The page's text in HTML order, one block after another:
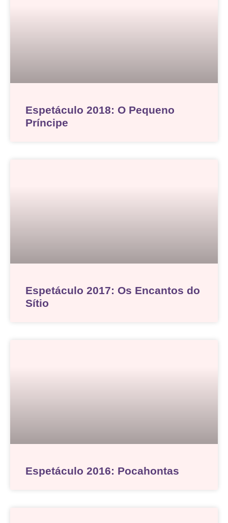
Espetáculo 2018: O Pequeno
Príncipe
Espetáculo 2017: Os Encantos do
Sítio
Espetáculo 2016: Pocahontas